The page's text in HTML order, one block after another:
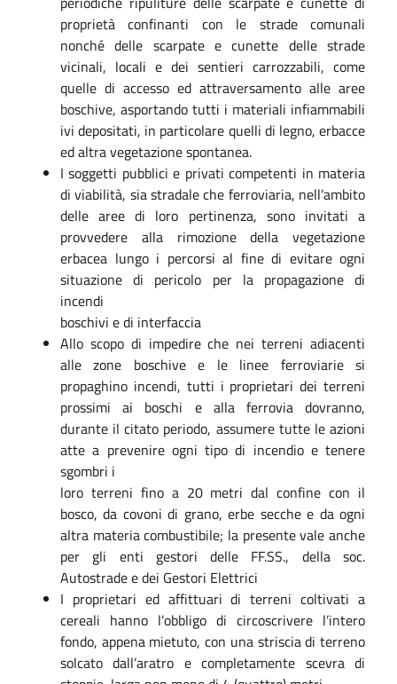
proprietà confinanti con le strade comunali
nonché delle scarpate e cunette delle strade
vicinali, locali e dei sentieri carrozzabili, come
quelle di accesso ed attraversamento alle aree
boschive, asportando tutti i materiali infiammabili
ivi depositati, in particolare quelli di legno, erbacce
ed altra vegetazione spontanea.
I soggetti pubblici e privati competenti in materia
di viabilità, sia stradale che ferroviaria, nell’ambito
delle aree di loro pertinenza, sono invitati a
provvedere alla rimozione della vegetazione
erbacea lungo i percorsi al fine di evitare ogni
situazione di pericolo per la propagazione di
incendi
boschivi e di interfaccia
Allo scopo di impedire che nei terreni adiacenti
alle zone boschive e le linee ferroviarie si
propaghino incendi, tutti i proprietari dei terreni
prossimi ai boschi e alla ferrovia dovranno,
durante il citato periodo, assumere tutte le azioni
atte a prevenire ogni tipo di incendio e tenere
sgombri i
loro terreni fino a 20 metri dal confine con il
bosco, da covoni di grano, erbe secche e da ogni
altra materia combustibile; la presente vale anche
per gli enti gestori delle FF.SS., della soc.
Autostrade e dei Gestori Elettrici
I proprietari ed affittuari di terreni coltivati a
cereali hanno l’obbligo di circoscrivere l’intero
fondo, appena mietuto, con una striscia di terreno
solcato dall’aratro e completamente scevra di